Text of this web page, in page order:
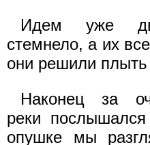
Идем уже
стемнело, а их
они решили
Наконец за
реки
опушке мы